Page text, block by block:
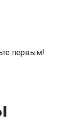
первым!